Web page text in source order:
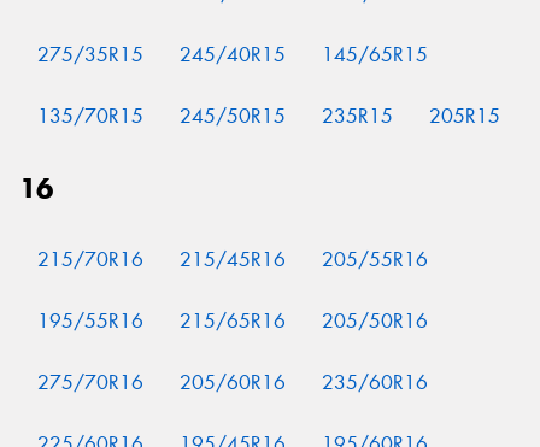
275/35R15 245/40R15 145/65R15
135/70R15 245/50R15 235R15 205R15
16
215/70R16 215/45R16 205/55R16
195/55R16 215/65R16 205/50R16
275/70R16 205/60R16 235/60R16